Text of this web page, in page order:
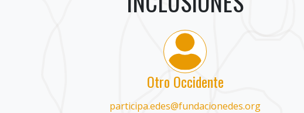
Otro Occidente
participa.edes@fundacionedes.org